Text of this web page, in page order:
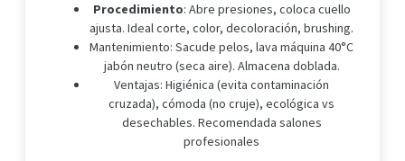
Procedimiento: Abre presiones, coloca cuello
ajusta. Ideal corte, color, decoloración, brushing.
Mantenimiento: Sacude pelos, lava máquina 40°C
jabón neutro (seca aire). Almacena doblada.
Ventajas: Higiénica (evita contaminación
cruzada), cómoda (no cruje), ecológica vs
desechables. Recomendada salones
profesionales